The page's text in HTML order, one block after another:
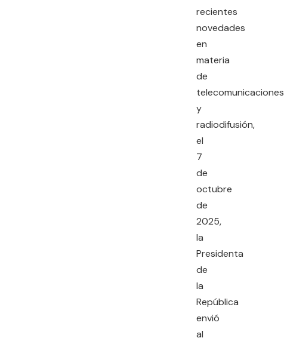
recientes
novedades
en
materia
de
telecomunicaciones
y
radiodifusión,
el
7
de
octubre
de
2025,
la
Presidenta
de
la
República
envió
al